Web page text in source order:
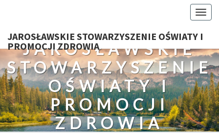
JAROSŁAWSKIE STOWARZYSZENIE OŚWIATY I
PROMOCJI ZDROWIA
JAROSŁAWSKIE
STOWARZYSZENIE
OŚWIATY I
PROMOCJI
ZDROWIA